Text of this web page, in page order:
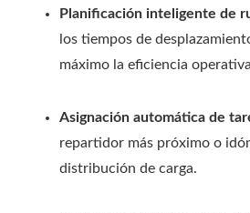
Planificación inteligente de
los tiempos de
máximo la eficiencia
Asignación automática de
repartidor más próximo o
distribución de carga.